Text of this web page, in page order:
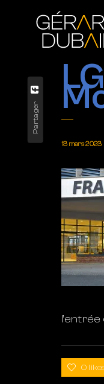
Partager
13 mars 2023
0